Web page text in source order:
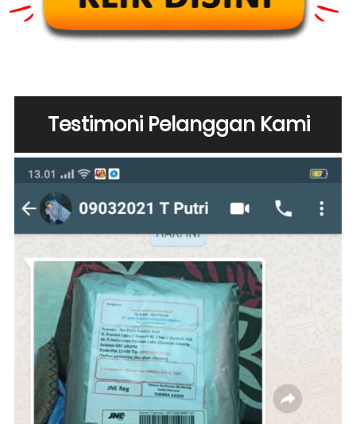
Testimoni Pelanggan Kami